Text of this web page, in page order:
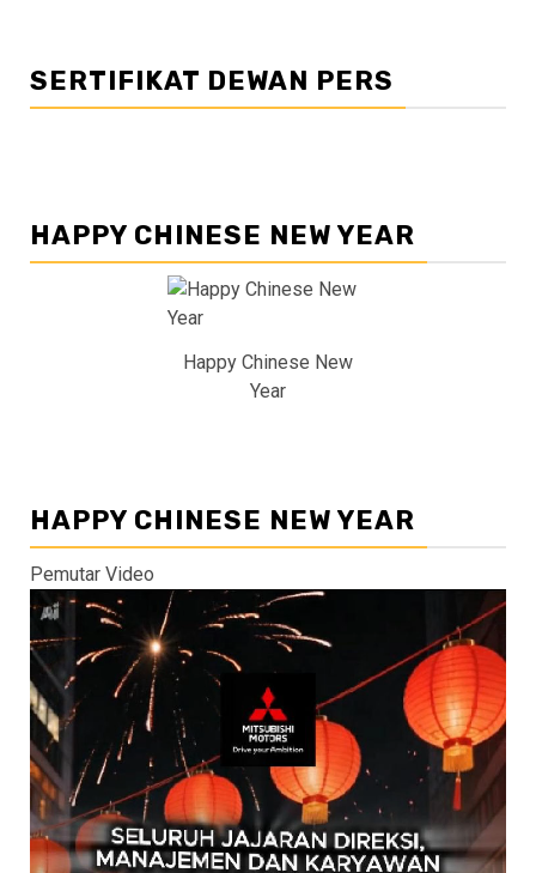
SERTIFIKAT DEWAN PERS
HAPPY CHINESE NEW YEAR
Happy Chinese New
Year
HAPPY CHINESE NEW YEAR
Pemutar Video